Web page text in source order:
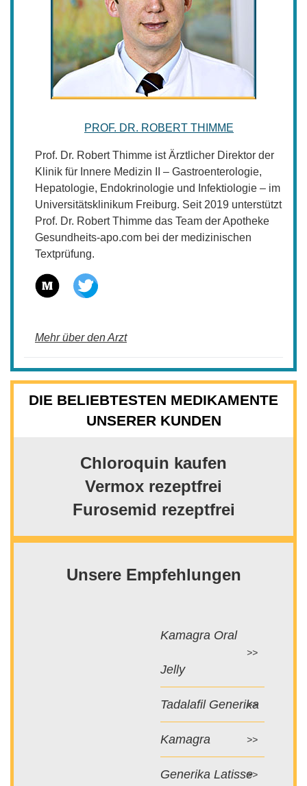
PROF. DR. ROBERT THIMME
Prof. Dr. Robert Thimme ist Ärztlicher Direktor der
Klinik für Innere Medizin II – Gastroenterologie,
Hepatologie, Endokrinologie und Infektiologie – im
Universitätsklinikum Freiburg. Seit 2019 unterstützt
Prof. Dr. Robert Thimme das Team der Apotheke
Gesundheits-apo.com bei der medizinischen
Textprüfung.
Mehr über den Arzt
DIE BELIEBTESTEN MEDIKAMENTE
UNSERER KUNDEN
Chloroquin kaufen
Vermox rezeptfrei
Furosemid rezeptfrei
Unsere Empfehlungen
Kamagra Oral
Jelly
Tadalafil Generika
Kamagra
Generika Latisse